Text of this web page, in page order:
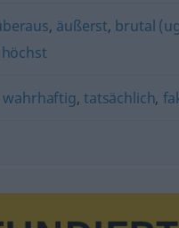
, äußerst, brutal
höchst
wahrhaftig,tatsächlich,